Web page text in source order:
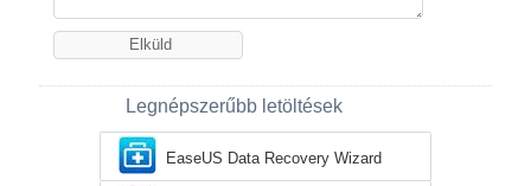
Legnépszerűbb letöltések
EaseUS Data Recovery Wizard